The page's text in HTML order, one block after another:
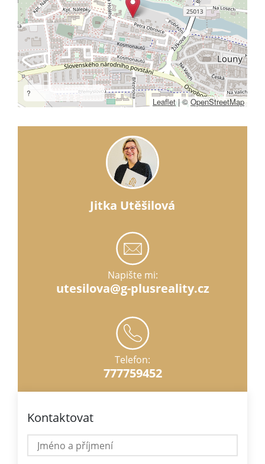
?
Leaflet | © OpenStreetMap
Jitka Utěšilová
Napište mi:
utesilova@g-plusreality.cz
Telefon:
777759452
Kontaktovat